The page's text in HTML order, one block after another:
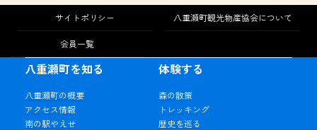
サイトポリシー 八重瀬町観光物産協会について
会員一覧
八重瀬町を知る
八重瀬町の概要
アクセス情報
南の駅やえせ
体験する
森の散策
トレッキング
歴史を巡る